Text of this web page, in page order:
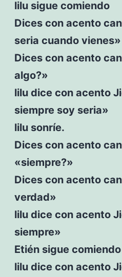
lilu sigue comiendo
Dices con acento
seria cuando vienes»
Dices con acento
algo?»
lilu dice con acento
siempre soy seria»
lilu sonríe.
Dices con acento
«siempre?»
Dices con acento
verdad»
lilu dice con acento
siempre»
Etién sigue comiendo
lilu dice con acento